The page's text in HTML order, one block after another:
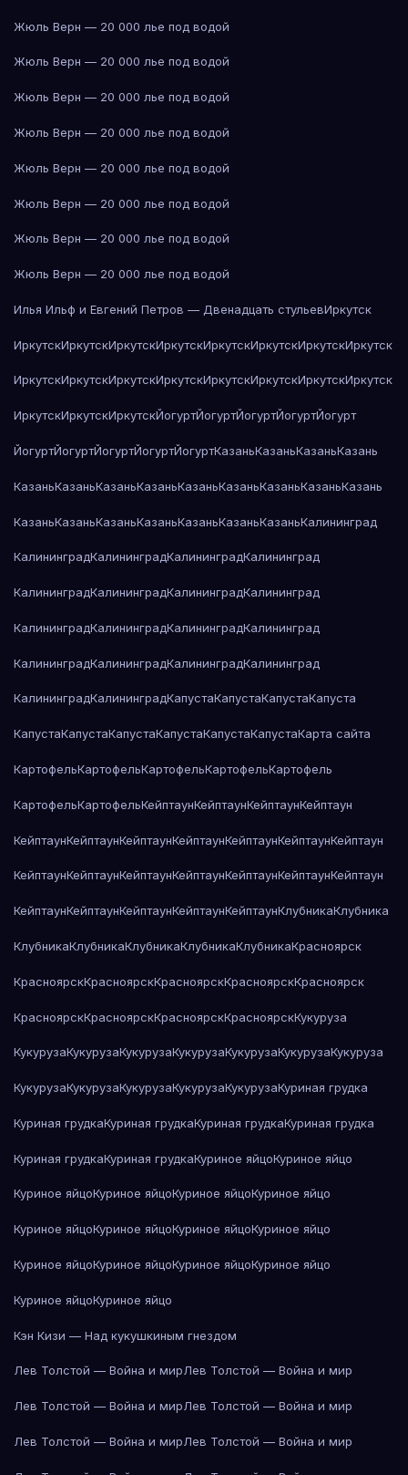
Жюль Верн — 20 000 лье под водой
Жюль Верн — 20 000 лье под водой
Жюль Верн — 20 000 лье под водой
Жюль Верн — 20 000 лье под водой
Жюль Верн — 20 000 лье под водой
Жюль Верн — 20 000 лье под водой
Жюль Верн — 20 000 лье под водой
Жюль Верн — 20 000 лье под водой
Илья Ильф и Евгений Петров — Двенадцать стульевИркутск
ИркутскИркутскИркутскИркутскИркутскИркутскИркутскИркутск
ИркутскИркутскИркутскИркутскИркутскИркутскИркутскИркутск
ИркутскИркутскИркутскЙогуртЙогуртЙогуртЙогуртЙогурт
ЙогуртЙогуртЙогуртЙогуртЙогуртКазаньКазаньКазаньКазань
КазаньКазаньКазаньКазаньКазаньКазаньКазаньКазаньКазань
КазаньКазаньКазаньКазаньКазаньКазаньКазаньКалининград
КалининградКалининградКалининградКалининград
КалининградКалининградКалининградКалининград
КалининградКалининградКалининградКалининград
КалининградКалининградКалининградКалининград
КалининградКалининградКапустаКапустаКапустаКапуста
КапустаКапустаКапустаКапустаКапустаКапустаКарта сайта
КартофельКартофельКартофельКартофельКартофель
КартофельКартофельКейптаунКейптаунКейптаунКейптаун
КейптаунКейптаунКейптаунКейптаунКейптаунКейптаунКейптаун
КейптаунКейптаунКейптаунКейптаунКейптаунКейптаунКейптаун
КейптаунКейптаунКейптаунКейптаунКейптаунКлубникаКлубника
КлубникаКлубникаКлубникаКлубникаКлубникаКрасноярск
КрасноярскКрасноярскКрасноярскКрасноярскКрасноярск
КрасноярскКрасноярскКрасноярскКрасноярскКукуруза
КукурузаКукурузаКукурузаКукурузаКукурузаКукурузаКукуруза
КукурузаКукурузаКукурузаКукурузаКукурузаКуриная грудка
Куриная грудкаКуриная грудкаКуриная грудкаКуриная грудка
Куриная грудкаКуриная грудкаКуриное яйцоКуриное яйцо
Куриное яйцоКуриное яйцоКуриное яйцоКуриное яйцо
Куриное яйцоКуриное яйцоКуриное яйцоКуриное яйцо
Куриное яйцоКуриное яйцоКуриное яйцоКуриное яйцо
Куриное яйцоКуриное яйцо
Кэн Кизи — Над кукушкиным гнездом
Лев Толстой — Война и мирЛев Толстой — Война и мир
Лев Толстой — Война и мирЛев Толстой — Война и мир
Лев Толстой — Война и мирЛев Толстой — Война и мир